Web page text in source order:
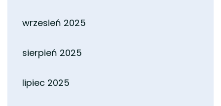
wrzesień 2025
sierpień 2025
lipiec 2025